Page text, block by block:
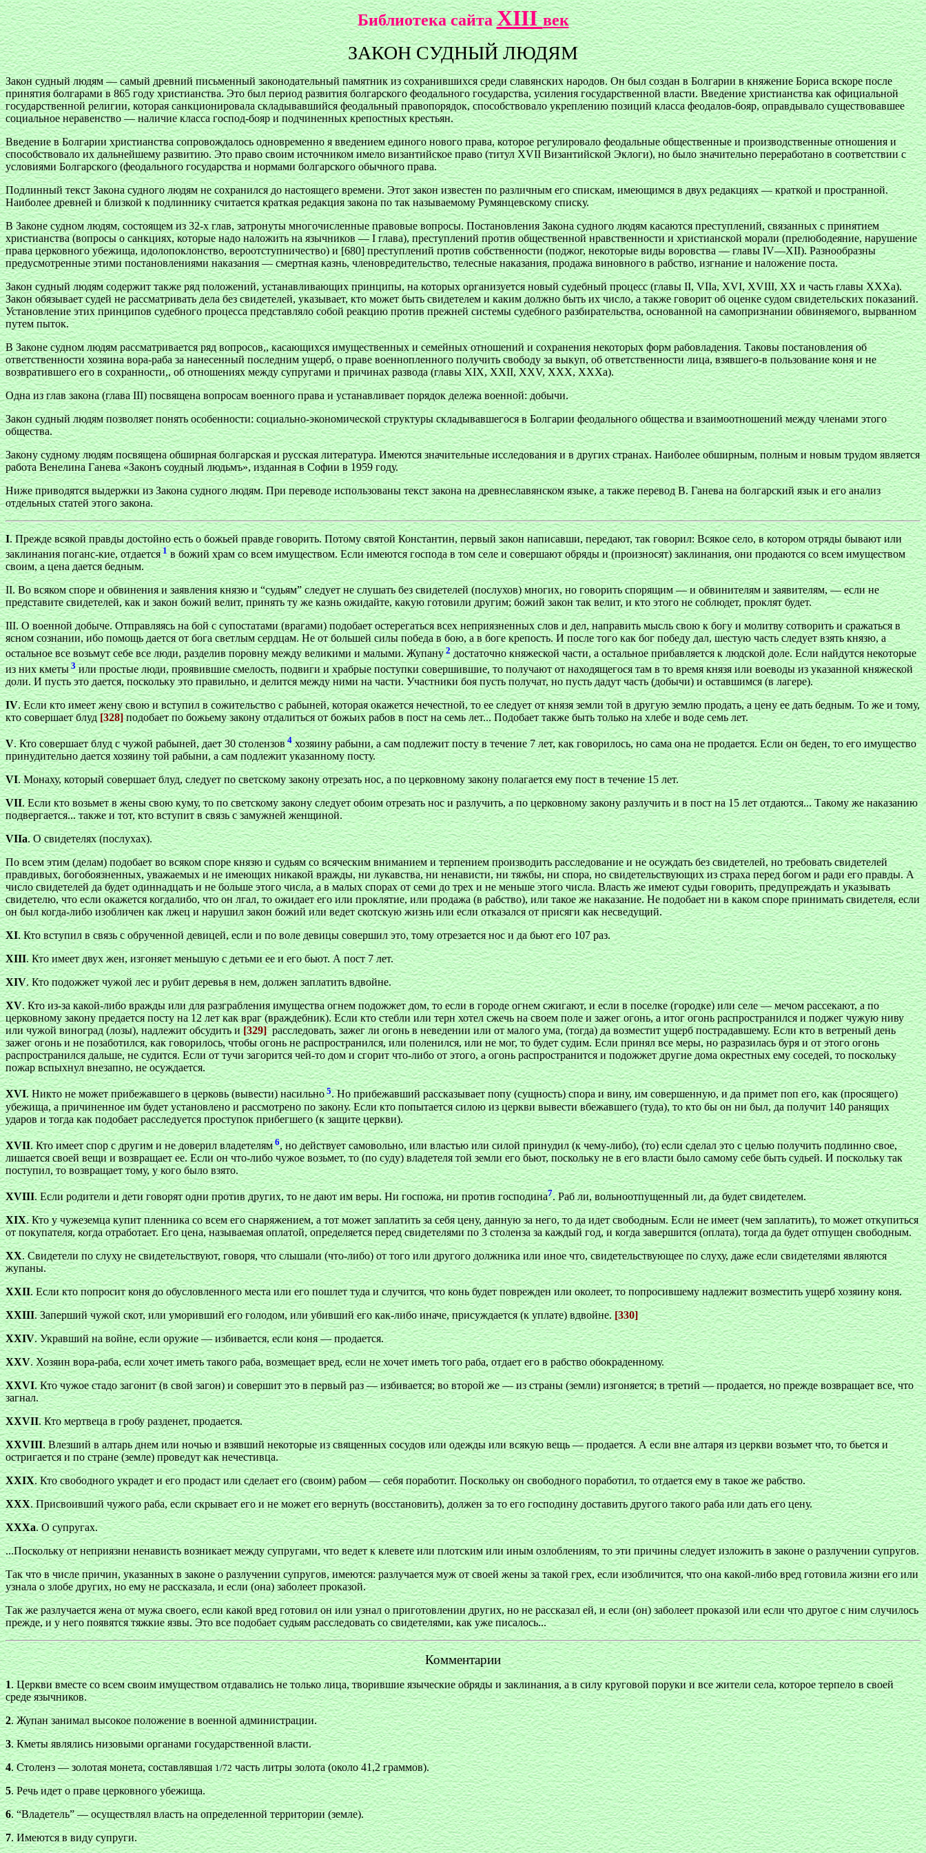
Библиотека сайта XIIIвек
ЗАКОН СУДНЫЙ ЛЮДЯМ
Закон судный людям — самый древний письменный законодательный памятник из сохранившихся среди славянских народов. Он был создан в Болгарии в княжение Бориса вскоре после
принятия болгарами в 865 году христианства. Это был период развития болгарского феодального государства, усиления государственной власти. Введение христианства как официальной
государственной религии, которая санкционировала складывавшийся феодальный правопорядок, способствовало укреплению позиций класса феодалов-бояр, оправдывало существовавшее
социальное неравенство — наличие класса господ-бояр и подчиненных крепостных крестьян.
Введение в Болгарии христианства сопровождалось одновременно я введением единого нового права, которое регулировало феодальные общественные и производственные отношения и
способствовало их дальнейшему развитию. Это право своим источником имело византийское право (титул XVII Византийской Эклоги), но было значительно переработано в соответствии с
условиями Болгарского (феодального государства и нормами болгарского обычного права.
Подлинный текст Закона судного людям не сохранился до настоящего времени. Этот закон известен по различным его спискам, имеющимся в двух редакциях — краткой и пространной.
Наиболее древней и близкой к подлиннику считается краткая редакция закона по так называемому Румянцевскому списку.
В Законе судном людям, состоящем из 32-х глав, затронуты многочисленные правовые вопросы. Постановления Закона судного людям касаются преступлений, связанных с принятием
христианства (вопросы о санкциях, которые надо наложить на язычников — I глава), преступлений против общественной нравственности и христианской морали (прелюбодеяние, нарушение
права церковного убежища, идолопоклонство, вероотступничество) и [680] преступлений против собственности (поджог, некоторые виды воровства — главы IV—XII). Разнообразны
предусмотренные этими постановлениями наказания — смертная казнь, членовредительство, телесные наказания, продажа виновного в рабство, изгнание и наложение поста.
Закон судный людям содержит также ряд положений, устанавливающих принципы, на которых организуется новый судебный процесс (главы II, VIIa, XVI, XVIII, XX и часть главы ХХХа).
Закон обязывает судей не рассматривать дела без свидетелей, указывает, кто может быть свидетелем и каким должно быть их число, а также говорит об оценке судом свидетельских показаний.
Установление этих принципов судебного процесса представляло собой реакцию против прежней системы судебного разбирательства, основанной на самопризнании обвиняемого, вырванном
путем пыток.
В Законе судном людям рассматривается ряд вопросов,, касающихся имущественных и семейных отношений и сохранения некоторых форм рабовладения. Таковы постановления об
ответственности хозяина вора-раба за нанесенный последним ущерб, о праве военнопленного получить свободу за выкуп, об ответственности лица, взявшего-в пользование коня и не
возвратившего его в сохранности,, об отношениях между супругами и причинах развода (главы XIX, XXII, XXV, XXX, ХХХа).
Одна из глав закона (глава III) посвящена вопросам военного права и устанавливает порядок дележа военной: добычи.
Закон судный людям позволяет понять особенности: социально-экономической структуры складывавшегося в Болгарии феодального общества и взаимоотношений между членами этого
общества.
Закону судному людям посвящена обширная болгарская и русская литература. Имеются значительные исследования и в других странах. Наиболее обширным, полным и новым трудом является
работа Венелина Ганева «Законъ соудный людьмъ», изданная в Софии в 1959 году.
Ниже приводятся выдержки из Закона судного людям. При переводе использованы текст закона на древнеславянском языке, а также перевод В. Ганева на болгарский язык и его анализ
отдельных статей этого закона.
I. Прежде всякой правды достойно есть о божьей правде говорить. Потому святой Константин, первый закон написавши, передают, так говорил: Всякое село, в котором отряды бывают или
заклинания поганс-кие, отдается1в божий храм со всем имуществом. Если имеются господа в том селе и совершают обряды и (произносят) заклинания, они продаются со всем имуществом
своим, а цена дается бедным.
II. Во всяком споре и обвинения и заявления князю и “судьям” следует не слушать без свидетелей (послухов) многих, но говорить спорящим — и обвинителям и заявителям, — если не
представите свидетелей, как и закон божий велит, принять ту же казнь ожидайте, какую готовили другим; божий закон так велит, и кто этого не соблюдет, проклят будет.
III. О военной добыче. Отправляясь на бой с супостатами (врагами) подобает остерегаться всех неприязненных слов и дел, направить мысль свою к богу и молитву сотворить и сражаться в
ясном сознании, ибо помощь дается от бога светлым сердцам. Не от большей силы победа в бою, а в боге крепость. И после того как бог победу дал, шестую часть следует взять князю, а
остальное все возьмут себе все люди, разделив поровну между великими и малыми. Жупану 2достаточно княжеской части, а остальное прибавляется к людской доле. Если найдутся некоторые
из них кметы 3или простые люди, проявившие смелость, подвиги и храбрые поступки совершившие, то получают от находящегося там в то время князя или воеводы из указанной княжеской
доли. И пусть это дается, поскольку это правильно, и делится между ними на части. Участники боя пусть получат, но пусть дадут часть (добычи) и оставшимся (в лагере).
IV. Если кто имеет жену свою и вступил в сожительство с рабыней, которая окажется нечестной, то ее следует от князя земли той в другую землю продать, а цену ее дать бедным. То же и тому,
кто совершает блуд[328]подобает по божьему закону отдалиться от божьих рабов в пост на семь лет... Подобает также быть только на хлебе и воде семь лет.
V. Кто совершает блуд с чужой рабыней, дает 30 столензов 4хозяину рабыни, а сам подлежит посту в течение 7 лет, как говорилось, но сама она не продается. Если он беден, то его имущество
принудительно дается хозяину той рабыни, а сам подлежит указанному посту.
VI. Монаху, который совершает блуд, следует по светскому закону отрезать нос, а по церковному закону полагается ему пост в течение 15 лет.
VII. Если кто возьмет в жены свою куму, то по светскому закону следует обоим отрезать нос и разлучить, а по церковному закону разлучить и в пост на 15 лет отдаются... Такому же наказанию
подвергается... также и тот, кто вступит в связь с замужней женщиной.
VIIa. О свидетелях (послухах).
По всем этим (делам) подобает во всяком споре князю и судьям со всяческим вниманием и терпением производить расследование и не осуждать без свидетелей, но требовать свидетелей
правдивых, богобоязненных, уважаемых и не имеющих никакой вражды, ни лукавства, ни ненависти, ни тяжбы, ни спора, но свидетельствующих из страха перед богом и ради его правды. А
число свидетелей да будет одиннадцать и не больше этого числа, а в малых спорах от семи до трех и не меньше этого числа. Власть же имеют судьи говорить, предупреждать и указывать
свидетелю, что если окажется когдалибо, что он лгал, то ожидает его или проклятие, или продажа (в рабство), или такое же наказание. Не подобает ни в каком споре принимать свидетеля, если
он был когда-либо изобличен как лжец и нарушил закон божий или ведет скотскую жизнь или если отказался от присяги как несведущий.
XI. Кто вступил в связь с обрученной девицей, если и по воле девицы совершил это, тому отрезается нос и да бьют его 107 раз.
XIII. Кто имеет двух жен, изгоняет меньшую с детьми ее и его бьют. А пост 7 лет.
XIV. Кто подожжет чужой лес и рубит деревья в нем, должен заплатить вдвойне.
XV. Кто из-за какой-либо вражды или для разграбления имущества огнем подожжет дом, то если в городе огнем сжигают, и если в поселке (городке) или селе — мечом рассекают, а по
церковному закону предается посту на 12 лет как враг (враждебник). Если кто стебли или терн хотел сжечь на своем поле и зажег огонь, а итог огонь распространился и поджег чужую ниву
или чужой виноград (лозы), надлежит обсудить и [329]расследовать, зажег ли огонь в неведении или от малого ума, (тогда) да возместит ущерб пострадавшему. Если кто в ветреный день
зажег огонь и не позаботился, как говорилось, чтобы огонь не распространился, или поленился, или не мог, то будет судим. Если принял все меры, но разразилась буря и от этого огонь
распространился дальше, не судится. Если от тучи загорится чей-то дом и сгорит что-либо от этого, а огонь распространится и подожжет другие дома окрестных ему соседей, то поскольку
пожар вспыхнул внезапно, не осуждается.
XVI. Никто не может прибежавшего в церковь (вывести) насильно5. Но прибежавший рассказывает попу (сущность) спора и вину, им совершенную, и да примет поп его, как (просящего)
убежища, а причиненное им будет установлено и рассмотрено по закону. Если кто попытается силою из церкви вывести вбежавшего (туда), то кто бы он ни был, да получит 140 ранящих
ударов и тогда как подобает расследуется проступок прибегшего (к защите церкви).
ХVII. Кто имеет спор с другим и не доверил владетелям6, но действует самовольно, или властью или силой принудил (к чему-либо), (то) если сделал это с целью получить подлинно свое,
лишается своей вещи и возвращает ее. Если он что-либо чужое возьмет, то (по суду) владетеля той земли его бьют, поскольку не в его власти было самому себе быть судьей. И поскольку так
поступил, то возвращает тому, у кого было взято.
XVIII. Если родители и дети говорят одни против других, то не дают им веры. Ни госпожа, ни против господина7. Раб ли, вольноотпущенный ли, да будет свидетелем.
XIX. Кто у чужеземца купит пленника со всем его снаряжением, а тот может заплатить за себя цену, данную за него, то да идет свободным. Если не имеет (чем заплатить), то может откупиться
от покупателя, когда отработает. Его цена, называемая оплатой, определяется перед свидетелями по 3 столенза за каждый год, и когда завершится (оплата), тогда да будет отпущен свободным.
XX. Свидетели по слуху не свидетельствуют, говоря, что слышали (что-либо) от того или другого должника или иное что, свидетельствующее по слуху, даже если свидетелями являются
жупаны.
XXII. Если кто попросит коня до обусловленного места или его пошлет туда и случится, что конь будет поврежден или околеет, то попросившему надлежит возместить ущерб хозяину коня.
ХХIII. Заперший чужой скот, или уморивший его голодом, или убивший его как-либо иначе, присуждается (к уплате) вдвойне.[330]
XXIV. Укравший на войне, если оружие — избивается, если коня — продается.
XXV. Хозяин вора-раба, если хочет иметь такого раба, возмещает вред, если не хочет иметь того раба, отдает его в рабство обокраденному.
XXVI. Кто чужое стадо загонит (в свой загон) и совершит это в первый раз — избивается; во второй же — из страны (земли) изгоняется; в третий — продается, но прежде возвращает все, что
загнал.
XXVII. Кто мертвеца в гробу разденет, продается.
XXVIII. Влезший в алтарь днем или ночью и взявший некоторые из священных сосудов или одежды или всякую вещь — продается. А если вне алтаря из церкви возьмет что, то бьется и
остригается и по стране (земле) проведут как нечестивца.
XXIX. Кто свободного украдет и его продаст или сделает его (своим) рабом — себя поработит. Поскольку он свободного поработил, то отдается ему в такое же рабство.
XXX. Присвоивший чужого раба, если скрывает его и не может его вернуть (восстановить), должен за то его господину доставить другого такого раба или дать его цену.
ХХХа. О супругах.
...Поскольку от неприязни ненависть возникает между супругами, что ведет к клевете или плотским или иным озлоблениям, то эти причины следует изложить в законе о разлучении супругов.
Так что в числе причин, указанных в законе о разлучении супругов, имеются: разлучается муж от своей жены за такой грех, если изобличится, что она какой-либо вред готовила жизни его или
узнала о злобе других, но ему не рассказала, и если (она) заболеет проказой.
Так же разлучается жена от мужа своего, если какой вред готовил он или узнал о приготовлении других, но не рассказал ей, и если (он) заболеет проказой или если что другое с ним случилось
прежде, и у него появятся тяжкие язвы. Это все подобает судьям расследовать со свидетелями, как уже писалось...
Комментарии
1. Церкви вместе со всем своим имуществом отдавались не только лица, творившие языческие обряды и заклинания, а в силу круговой поруки и все жители села, которое терпело в своей
среде язычников.
2. Жупан занимал высокое положение в военной администрации.
3. Кметы являлись низовыми органами государственной власти.
4. Столенз — золотая монета, составлявшая1/72 часть литры золота (около 41,2 граммов).
5. Речь идет о праве церковного убежища.
6. “Владетель” — осуществлял власть на определенной территории (земле).
7. Имеются в виду супруги.